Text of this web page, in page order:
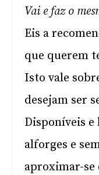
Vai e faz o
Eis a
que querem
Isto vale
desejam ser
Disponíveis e
alforges e
aproximar-se